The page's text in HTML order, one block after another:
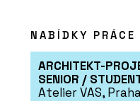
NABÍDKY PRÁCE
ARCHITEKT-
SENIOR /
Atelier VAS,